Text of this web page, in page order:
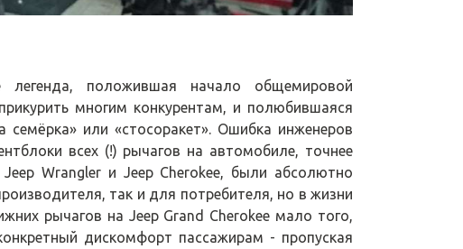
положившая начало общемировой
многим конкурентам, и полюбившаяся
или «стосоракет». Ошибка инженеров
всех (!) рычагов на автомобиле, точнее
Wrangler и Jeep Cherokee, были абсолютно
так и для потребителя, но в жизни
рычагов на Jeep Grand Cherokee мало того,
дискомфорт пассажирам - пропуская